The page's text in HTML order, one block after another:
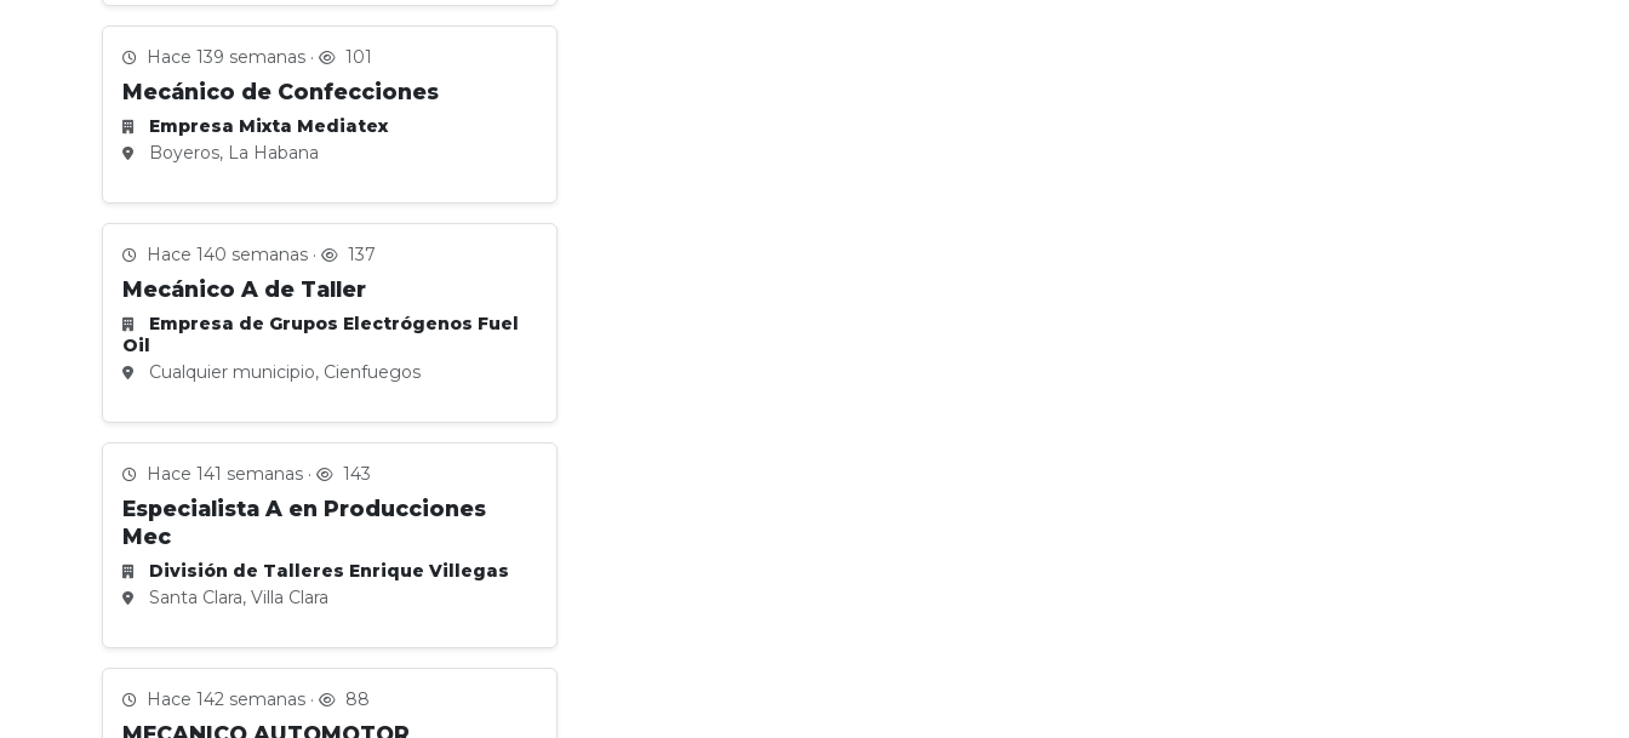
Hace 139 semanas · 101
Mecánico de Confecciones
Empresa Mixta Mediatex
Boyeros, La Habana
Hace 140 semanas · 137
Mecánico A de Taller
Empresa de Grupos Electrógenos Fuel
Oil
Cualquier municipio, Cienfuegos
Hace 141 semanas · 143
Especialista A en Producciones
Mec
División de Talleres Enrique Villegas
Santa Clara, Villa Clara
Hace 142 semanas · 88